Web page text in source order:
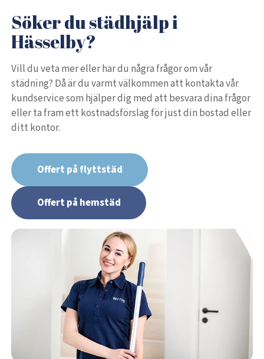
Söker du städhjälp i
Hässelby?
Vill du veta mer eller har du några frågor om vår
städning? Då är du varmt välkommen att kontakta vår
kundservice som hjälper dig med att besvara dina frågor
eller ta fram ett kostnadsförslag för just din bostad eller
ditt kontor.
Offert på flyttstäd
Offert på hemstäd